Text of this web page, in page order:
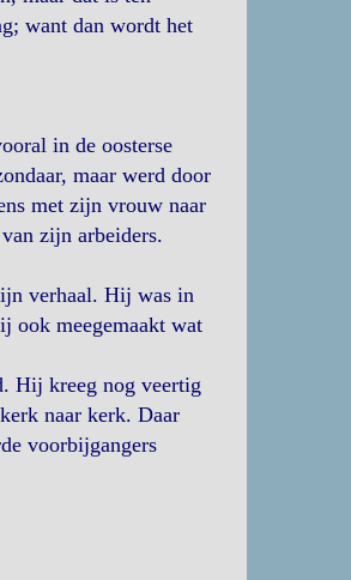
want dan wordt het
in de oosterse
maar werd door
met zijn vrouw naar
zijn arbeiders.
verhaal. Hij was in
ook meegemaakt wat
Hij kreeg nog veertig
naar kerk. Daar
voorbijgangers